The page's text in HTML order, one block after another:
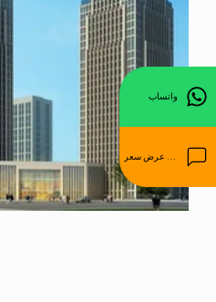
واتساب
احصل على عرض سعر